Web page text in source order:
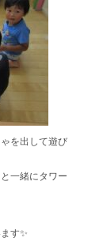
を出して遊び
一緒にタワー
す✨